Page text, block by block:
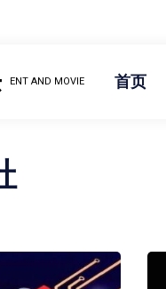
ENT AND MOVIE 首页